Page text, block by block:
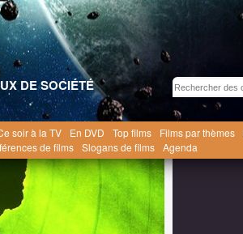
DE SOCIÉTÉ
soir à la TV En DVD Top films Films par thèmes
de films Slogans de films Agenda